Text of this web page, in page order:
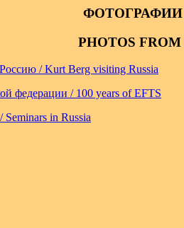
PHOTOS
/ Kurt Berg visiting Russia
федерации / 100 years of EFTS
in Russia